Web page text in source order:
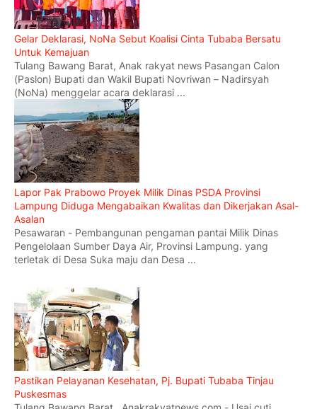
Gelar Deklarasi, NoNa Sebut Koalisi Cinta Tubaba Bersatu
Untuk Kemajuan
Tulang Bawang Barat, Anak rakyat news Pasangan Calon
(Paslon) Bupati dan Wakil Bupati Novriwan – Nadirsyah
(NoNa) menggelar acara deklarasi ...
Lapor Pak Prabowo Proyek Milik Dinas PSDA Provinsi
Lampung Diduga Mengabaikan Kwalitas dan Dikerjakan Asal-
Asalan
Pesawaran - Pembangunan pengaman pantai Milik Dinas
Pengelolaan Sumber Daya Air, Provinsi Lampung. yang
terletak di Desa Suka maju dan Desa ...
Pastikan Pelayanan Kesehatan, Pj. Bupati Tubaba Tinjau
Puskesmas